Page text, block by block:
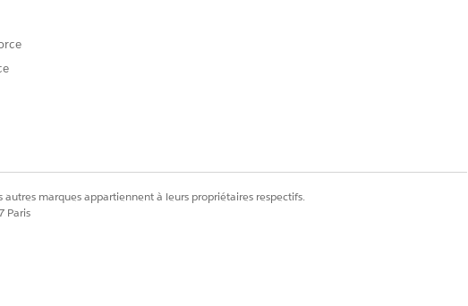
for Business avancé, LINE avancé et
marques appartiennent à leurs propriétaires respectifs.
Paris